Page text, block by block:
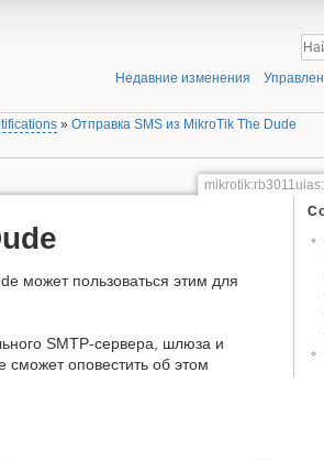
Недавние изменения
»Отправка SMS из MikroTik The Dude
может пользоваться этим для
SMTP-сервера, шлюза и
сможет оповестить об этом